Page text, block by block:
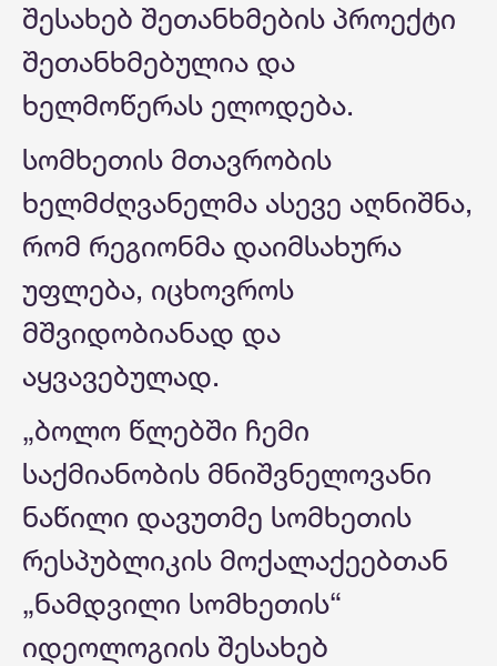
შესახებ შეთანხმების პროექტი
შეთანხმებულია და
ხელმოწერას ელოდება.
სომხეთის მთავრობის
ხელმძღვანელმა ასევე აღნიშნა,
რომ რეგიონმა დაიმსახურა
უფლება, იცხოვროს
მშვიდობიანად და
აყვავებულად.
„ბოლო წლებში ჩემი
საქმიანობის მნიშვნელოვანი
ნაწილი დავუთმე სომხეთის
რესპუბლიკის მოქალაქეებთან
„ნამდვილი სომხეთის“
იდეოლოგიის შესახებ